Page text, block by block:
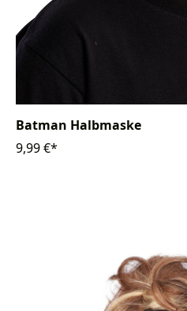
Batman Halbmaske
9,99 €*